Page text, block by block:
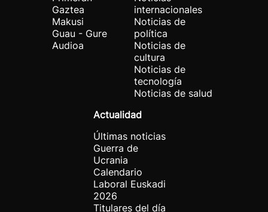
Gaztea
Makusi
Guau - Gure
Audioa
internacionales
Noticias de
política
Noticias de
cultura
Noticias de
tecnología
Noticias de salud
Actualidad
Últimas noticias
Guerra de
Ucrania
Calendario
Laboral Euskadi
2026
Titulares del día